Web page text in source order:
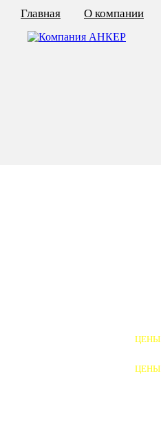
ЦЕНЫ
ЦЕНЫ
ШАЙБЫ ФУНДАМЕНТНЫЕ
Главная О компании